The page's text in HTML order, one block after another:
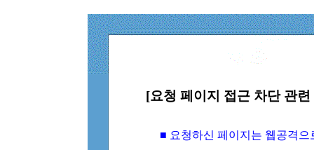
[요청 페이지 접근 차단 관
■ 요청하신 페이지는 웹공격